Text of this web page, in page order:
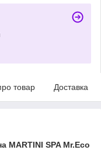
товар Доставка
MARTINI SPA Mr.Eco